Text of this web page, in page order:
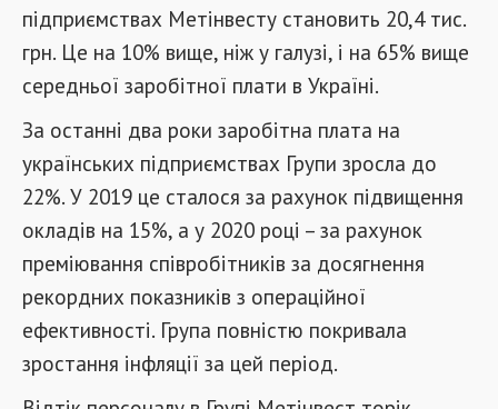
підприємствах Метінвесту становить 20,4 тис.
грн. Це на 10% вище, ніж у галузі, і на 65% вище
середньої заробітної плати в Україні.
За останні два роки заробітна плата на
українських підприємствах Групи зросла до
22%. У 2019 це сталося за рахунок підвищення
окладів на 15%, а у 2020 році – за рахунок
преміювання співробітників за досягнення
рекордних показників з операційної
ефективності. Група повністю покривала
зростання інфляції за цей період.